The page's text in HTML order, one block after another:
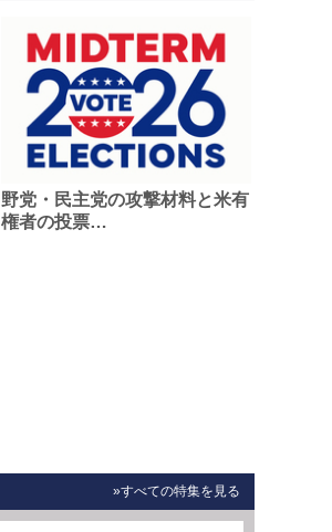
野党・民主党の攻撃材料と米有
権者の投票…
»すべての特集を見る